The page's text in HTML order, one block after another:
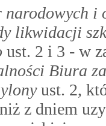
i
likwidacji
ust. 2 i 3 - w
Biura
ust. 2,
z dniem